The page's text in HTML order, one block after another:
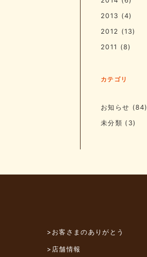
2013 (4)
2012 (13)
2011 (8)
カテゴリ
お知らせ (84)
未分類 (3)
>お客さまのありがとう
>店舗情報